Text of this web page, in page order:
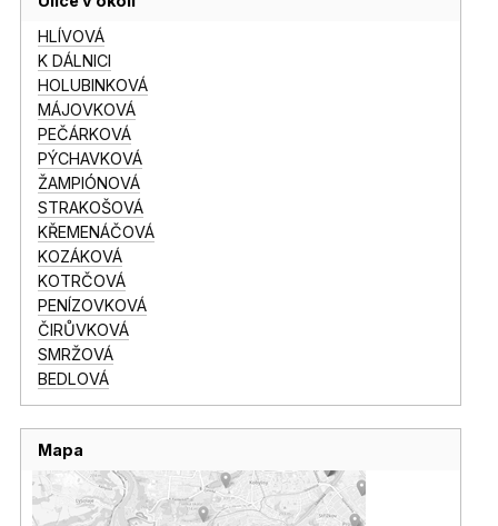
HLÍVOVÁ
K DÁLNICI
HOLUBINKOVÁ
MÁJOVKOVÁ
PEČÁRKOVÁ
PÝCHAVKOVÁ
ŽAMPIÓNOVÁ
STRAKOŠOVÁ
KŘEMENÁČOVÁ
KOZÁKOVÁ
KOTRČOVÁ
PENÍZOVKOVÁ
ČIRŮVKOVÁ
SMRŽOVÁ
BEDLOVÁ
Mapa